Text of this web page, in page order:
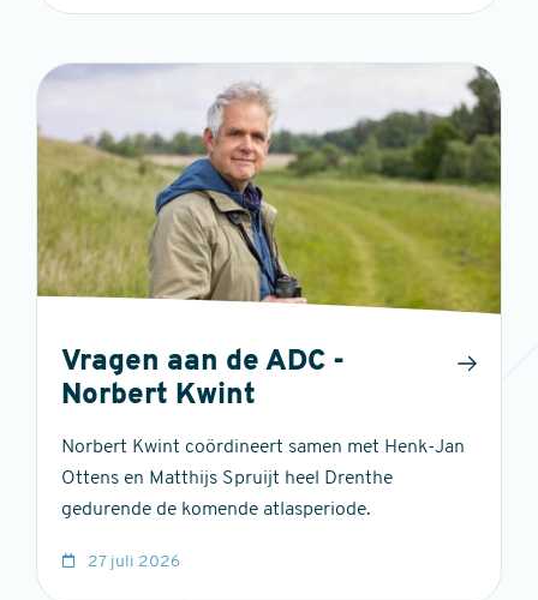
Vragen aan de ADC -
Norbert Kwint
Norbert Kwint coördineert samen met Henk-Jan
Ottens en Matthijs Spruijt heel Drenthe
gedurende de komende atlasperiode.
27 juli 2026